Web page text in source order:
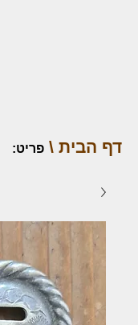
דף הבית \ פריט: